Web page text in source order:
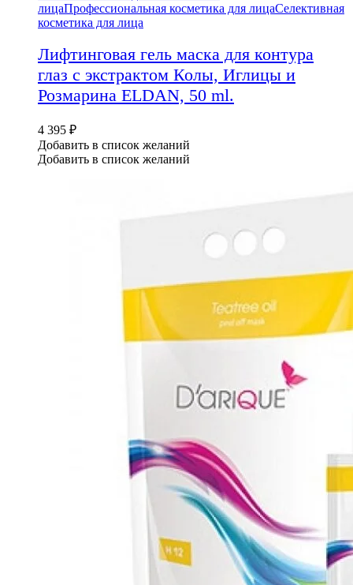
лицаПрофессиональная косметика для лицаСелективная
косметика для лица
Лифтинговая гель маска для контура
глаз с экстрактом Колы, Иглицы и
Розмарина ELDAN, 50 ml.
4 395 ₽
Добавить в список желаний
Добавить в список желаний